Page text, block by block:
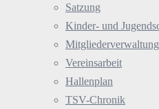
Satzung
Kinder- und
Mitgliederverwaltung
Vereinsarbeit
Hallenplan
TSV-Chronik